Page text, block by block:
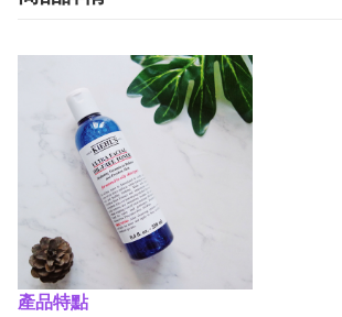
產品特點